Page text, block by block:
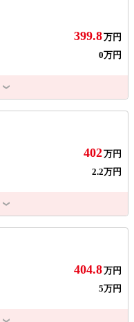
399.8万円
0万円
402万円
2.2万円
404.8万円
5万円